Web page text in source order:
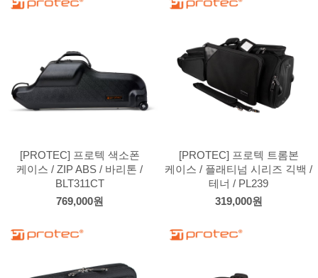
[PROTEC] 프로텍 색소폰
케이스 / ZIP ABS / 바리톤 /
BLT311CT
769,000원
[PROTEC] 프로텍 트롬본
케이스 / 플래티넘 시리즈 긱백 /
테너 / PL239
319,000원